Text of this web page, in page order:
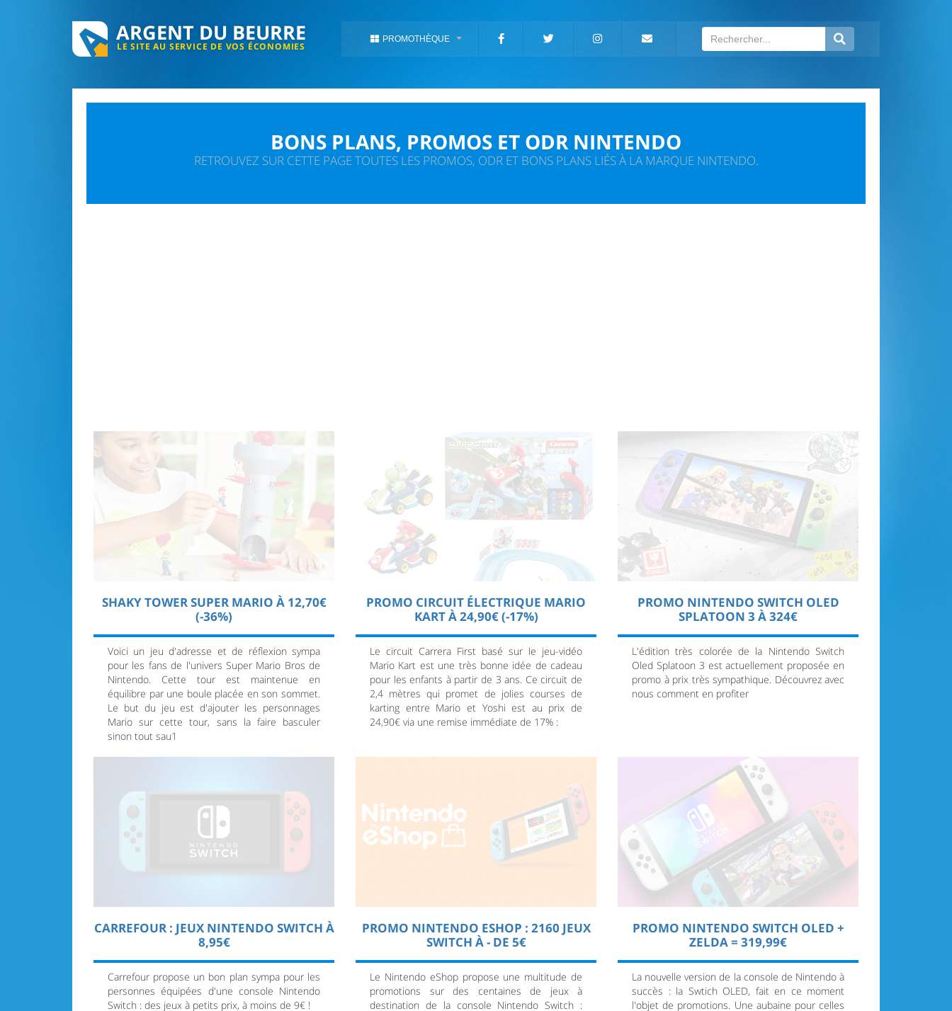
ARGENT DU BEURRE
LE SITE AU SERVICE DE VOS ÉCONOMIES
PROMOTHÈQUE
BONS PLANS, PROMOS ET ODR NINTENDO
RETROUVEZ SUR CETTE PAGE TOUTES LES PROMOS, ODR ET BONS PLANS LIÉS À LA MARQUE NINTENDO.
SHAKY TOWER SUPER MARIO À 12,70€
(-36%)
Voici un jeu d'adresse et de réflexion sympa
pour les fans de l'univers Super Mario Bros de
Nintendo. Cette tour est maintenue en
équilibre par une boule placée en son sommet.
Le but du jeu est d'ajouter les personnages
Mario sur cette tour, sans la faire basculer
sinon tout sau1
PROMO CIRCUIT ÉLECTRIQUE MARIO
KART À 24,90€ (-17%)
Le circuit Carrera First basé sur le jeu-vidéo
Mario Kart est une très bonne idée de cadeau
pour les enfants à partir de 3 ans. Ce circuit de
2,4 mètres qui promet de jolies courses de
karting entre Mario et Yoshi est au prix de
24,90€ via une remise immédiate de 17% :
PROMO NINTENDO SWITCH OLED
SPLATOON 3 À 324€
L'édition très colorée de la Nintendo Switch
Oled Splatoon 3 est actuellement proposée en
promo à prix très sympathique. Découvrez avec
nous comment en profiter
CARREFOUR : JEUX NINTENDO SWITCH À
8,95€
Carrefour propose un bon plan sympa pour les
personnes équipées d'une console Nintendo
Switch : des jeux à petits prix, à moins de 9€ !
PROMO NINTENDO ESHOP : 2160 JEUX
SWITCH À - DE 5€
Le Nintendo eShop propose une multitude de
promotions sur des centaines de jeux à
destination de la console Nintendo Switch :
PROMO NINTENDO SWITCH OLED +
ZELDA = 319,99€
La nouvelle version de la console de Nintendo à
succès : la Swtich OLED, fait en ce moment
l'objet de promotions. Une aubaine pour celles